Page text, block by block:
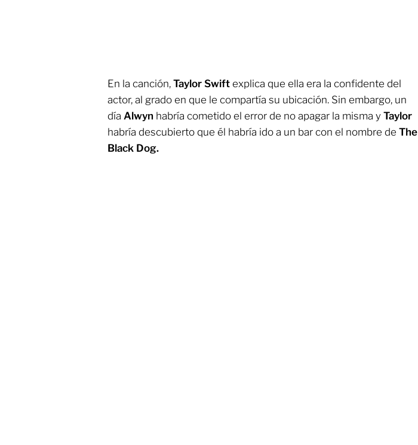
En la canción, Taylor Swift explica que ella era la confidente del
actor, al grado en que le compartía su ubicación. Sin embargo, un
día Alwyn habría cometido el error de no apagar la misma y Taylor
habría descubierto que él habría ido a un bar con el nombre de The
Black Dog.